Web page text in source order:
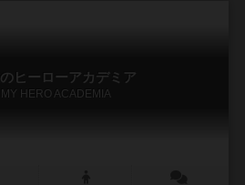
ヒーローアカデミア
HERO ACADEMIA